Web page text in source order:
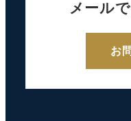
メール
お